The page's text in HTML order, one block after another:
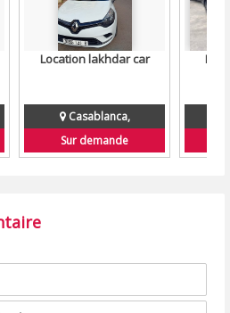
Location lakhdar car
Casablanca,
Sur demande